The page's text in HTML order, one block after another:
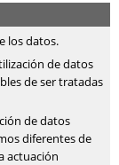
los datos.
de datos
de ser tratadas
de datos
diferentes de
actuación